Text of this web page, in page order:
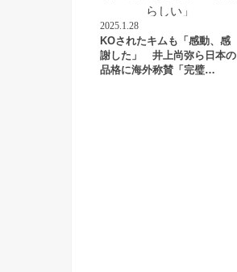
2025.1.28
KOされたキムも「感動、感
謝した」 井上尚弥ら日本の
品格に海外称賛「完璧…